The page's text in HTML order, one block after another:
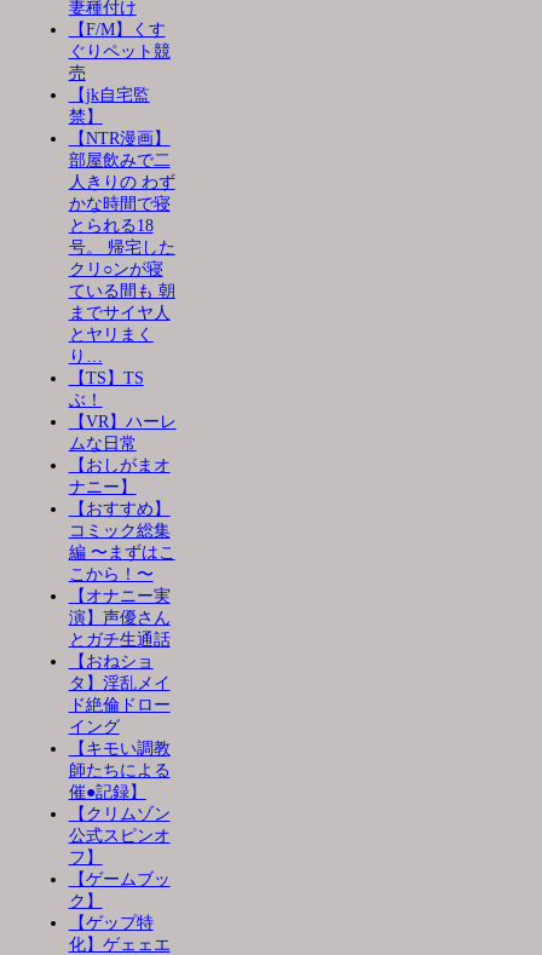
妻種付け
【F/M】くす
ぐりペット競
売
【jk自宅監
禁】
【NTR漫画】
部屋飲みで二
人きりの わず
かな時間で寝
とられる18
号。 帰宅した
クリ○ンが寝
ている間も 朝
までサイヤ人
とヤリまく
り…
【TS】TS
ぶ！
【VR】ハーレ
ムな日常
【おしがまオ
ナニー】
【おすすめ】
コミック総集
編 〜まずはこ
こから！〜
【オナニー実
演】声優さん
とガチ生通話
【おねショ
タ】淫乱メイ
ド絶倫ドロー
イング
【キモい調教
師たちによる
催●記録】
【クリムゾン
公式スピンオ
フ】
【ゲームブッ
ク】
【ゲップ特
化】ゲェェエ